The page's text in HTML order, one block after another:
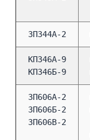
3П344А-2
КП346А-9
КП346Б-9
3П606А-2
3П606Б-2
3П606В-2